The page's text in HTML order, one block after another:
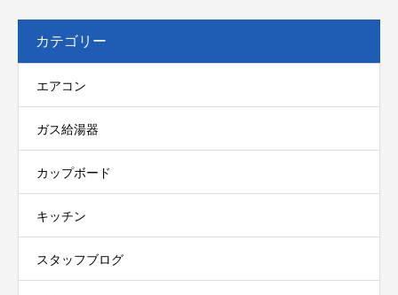
カテゴリー
エアコン
ガス給湯器
カップボード
キッチン
スタッフブログ